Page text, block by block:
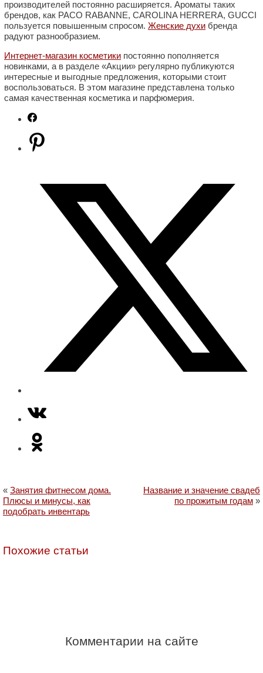
производителей постоянно расширяется. Ароматы таких
брендов, как PACO RABANNE, CAROLINA HERRERA, GUCCI
пользуется повышенным спросом. Женские духи бренда
радуют разнообразием.
Интернет-магазин косметики постоянно пополняется
новинками, а в разделе «Акции» регулярно публикуются
интересные и выгодные предложения, которыми стоит
воспользоваться. В этом магазине представлена только
самая качественная косметика и парфюмерия.
« Занятия фитнесом дома.
Плюсы и минусы, как
подобрать инвентарь
Название и значение свадеб
по прожитым годам »
Похожие статьи
Комментарии на сайте